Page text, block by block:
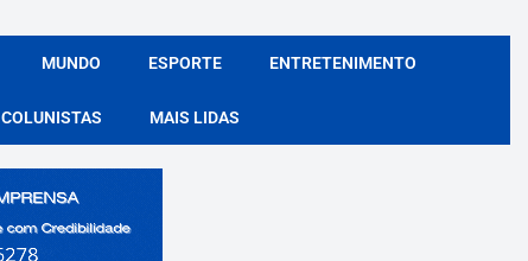
MUNDO ESPORTE ENTRETENIMENTO
COLUNISTAS MAIS LIDAS